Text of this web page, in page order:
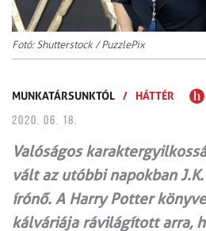
Fotó: Shutterstock / PuzzlePix
MUNKATÁRSUNKTÓL / HÁTTÉR
2020. 06. 18.
Valóságos
vált az utóbbi napokban
írónő. A Harry Potter
kálváriája rávilágított arra,